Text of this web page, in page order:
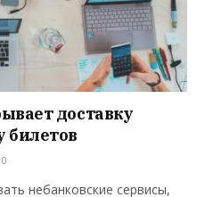
доставку
билетов
небанковские сервисы,